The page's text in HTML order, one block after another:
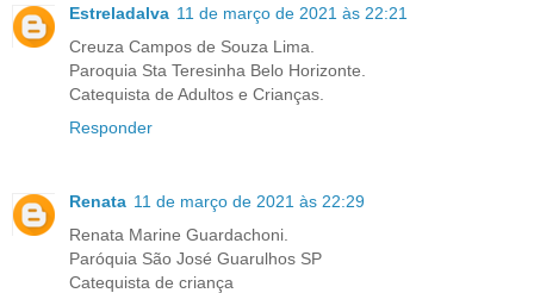
Estreladalva 11 de março de 2021 às 22:21
Creuza Campos de Souza Lima.
Paroquia Sta Teresinha Belo Horizonte.
Catequista de Adultos e Crianças.
Responder
Renata 11 de março de 2021 às 22:29
Renata Marine Guardachoni.
Paróquia São José Guarulhos SP
Catequista de criança